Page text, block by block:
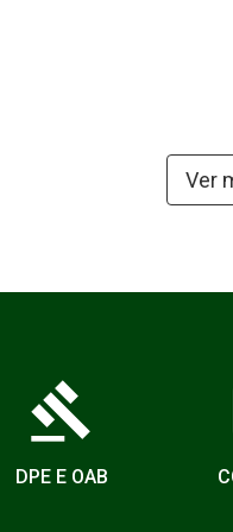
Ver
gavel
DPE E OAB